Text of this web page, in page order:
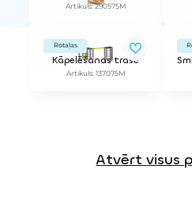
Artikuls: 290575M
Rotaļas
Kāpelēšanas trase
Artikuls: 137075M
Atvērt visus